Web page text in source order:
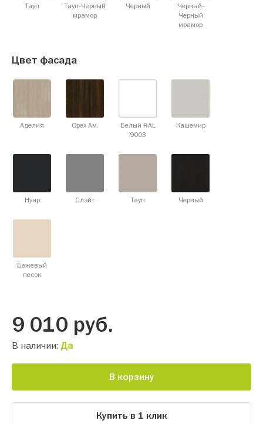
Тауп
Тауп-Черный
мрамор
Черный
Черный-
Черный
мрамор
Цвет фасада
Аделия Орех Ам.
Белый RAL
9003
Кашемир
Нуар Слэйт Тауп Черный
Бежевый
песок
9 010 руб.
В наличии: Да
В корзину
Купить в 1 клик